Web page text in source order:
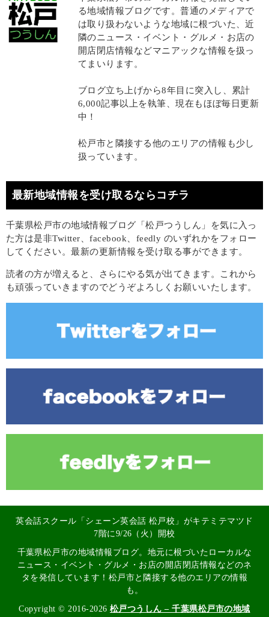
る地域情報ブログです。普通のメディアで
は取り扱わないような地域に根づいた、近
隣のニュース・イベント・グルメ・お店の
開店閉店情報などマニアックな情報を扱っ
てまいります。
ブログ立ち上げから8年目に突入し、累計
6,000記事以上を執筆、現在もほぼ毎日更新
中！
松戸市と隣接する他のエリアの情報も少し
扱っています。
最新地域情報を受け取るならコチラ
千葉県松戸市の地域情報ブログ「松戸つうしん」を気に入っ
た方は是非Twitter、facebook、feedly のいずれかをフォロー
してください。最新の更新情報を受け取る事ができます。
読者の方が増えると、さらにやる気が出てきます。これから
も頑張っていきますのでどうぞよろしくお願いいたします。
英会話スクール「シェーン英会話 松戸校」がキテミテマツド
7階に9/26（火）開校
千葉県松戸市の地域情報ブログ。地元に根づいたローカルな
ニュース・イベント・グルメ・お店の開店閉店情報などのネ
タを発信しています！松戸市と隣接する他のエリアの情報
も。
Copyright © 2016-2026 松戸つうしん – 千葉県松戸市の地域